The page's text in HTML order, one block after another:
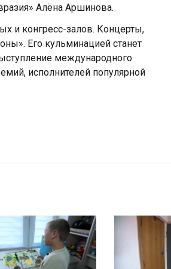
Алёна Аршинова.
и конгресс-залов. Концерты,
Его кульминацией станет
международного
исполнителей популярной